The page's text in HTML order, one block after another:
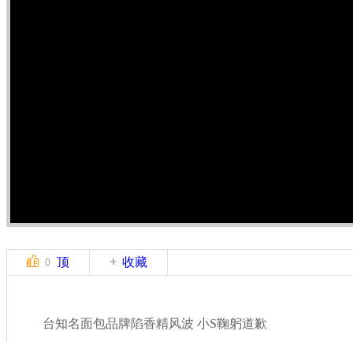
0 顶 收藏
台知名面包品牌陷香精风波 小S鞠躬道歉